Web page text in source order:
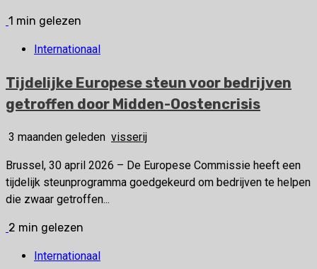
1 min gelezen
Internationaal
Tijdelijke Europese steun voor bedrijven
getroffen door Midden-Oostencrisis
3 maanden geleden visserij
Brussel, 30 april 2026 – De Europese Commissie heeft een
tijdelijk steunprogramma goedgekeurd om bedrijven te helpen
die zwaar getroffen...
2 min gelezen
Internationaal